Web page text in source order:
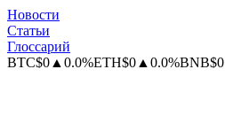
Новости
Статьи
Глоссарий
BTC$0 ▲ 0.0%ETH$0 ▲ 0.0%BNB$0